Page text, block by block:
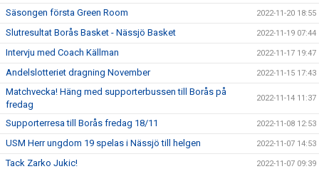
Säsongen första Green Room 2022-11-20 18:55
Slutresultat Borås Basket - Nässjö Basket 2022-11-19 07:44
Intervju med Coach Källman 2022-11-17 19:47
Andelslotteriet dragning November 2022-11-15 17:43
Matchvecka! Häng med supporterbussen till Borås på
fredag
2022-11-14 11:37
Supporterresa till Borås fredag 18/11 2022-11-08 12:53
USM Herr ungdom 19 spelas i Nässjö till helgen 2022-11-07 14:53
Tack Zarko Jukic! 2022-11-07 09:39